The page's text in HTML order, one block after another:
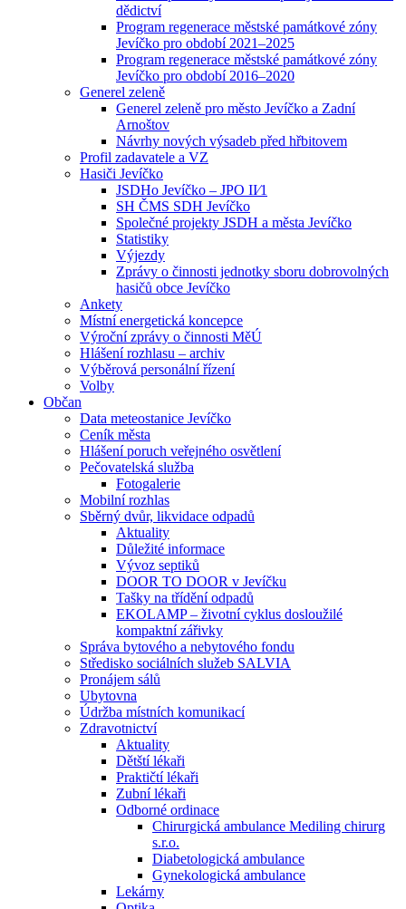
dědictví
Program regenerace městské památkové zóny
Jevíčko pro období 2021–2025
Program regenerace městské památkové zóny
Jevíčko pro období 2016–2020
Generel zeleně
Generel zeleně pro město Jevíčko a Zadní
Arnoštov
Návrhy nových výsadeb před hřbitovem
Profil zadavatele a VZ
Hasiči Jevíčko
JSDHo Jevíčko – JPO II⁄1
SH ČMS SDH Jevíčko
Společné projekty JSDH a města Jevíčko
Statistiky
Výjezdy
Zprávy o činnosti jednotky sboru dobrovolných
hasičů obce Jevíčko
Ankety
Místní energetická koncepce
Výroční zprávy o činnosti MěÚ
Hlášení rozhlasu – archiv
Výběrová personální řízení
Volby
Občan
Data meteostanice Jevíčko
Ceník města
Hlášení poruch veřejného osvětlení
Pečovatelská služba
Fotogalerie
Mobilní rozhlas
Sběrný dvůr, likvidace odpadů
Aktuality
Důležité informace
Vývoz septiků
DOOR TO DOOR v Jevíčku
Tašky na třídění odpadů
EKOLAMP – životní cyklus dosloužilé
kompaktní zářivky
Správa bytového a nebytového fondu
Středisko sociálních služeb SALVIA
Pronájem sálů
Ubytovna
Údržba místních komunikací
Zdravotnictví
Aktuality
Dětští lékaři
Praktičtí lékaři
Zubní lékaři
Odborné ordinace
Chirurgická ambulance Mediling chirurg
s.r.o.
Diabetologická ambulance
Gynekologická ambulance
Lekárny